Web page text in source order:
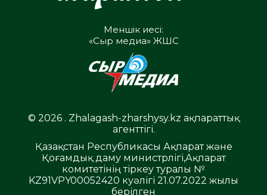
Меншік иесі:
«Сыр медиа» ЖШС
© 2026 . Zhalagash-zharshysy.kz ақпараттық
агенттігі.
Қазақстан Республикасы Ақпарат және
Қоғамдық даму министрлігі,Ақпарат
комитетінің тіркеу туралы №
KZ91VPY00052420 куәлігі 21.07.2022 жылы
берілген